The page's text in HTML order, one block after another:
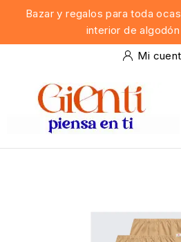
Bazar y regalos para toda
interior de algodón
Mi